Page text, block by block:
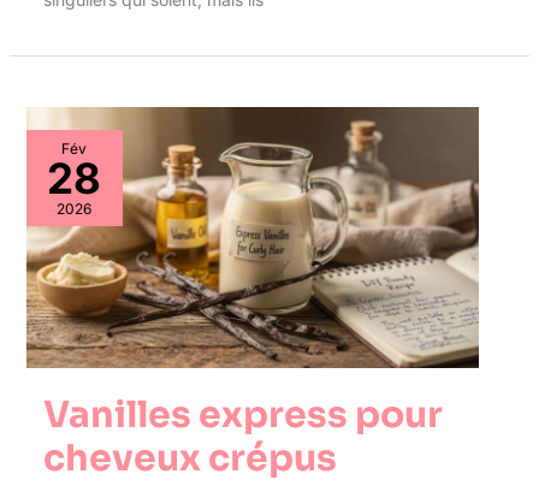
Fév
28
2026
Vanilles express pour
cheveux crépus